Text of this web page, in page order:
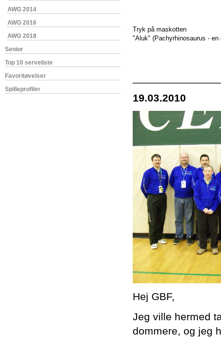
AWG 2014
AWG 2016
AWG 2018
Senior
Top 10 serveliste
Favoritøvelser
Spilleprofiler
Tryk på maskotten
"Aluk" (Pachyrhinosaurus -
19.03.2010
Hej GBF,
Jeg ville hermed
dommere, og jeg